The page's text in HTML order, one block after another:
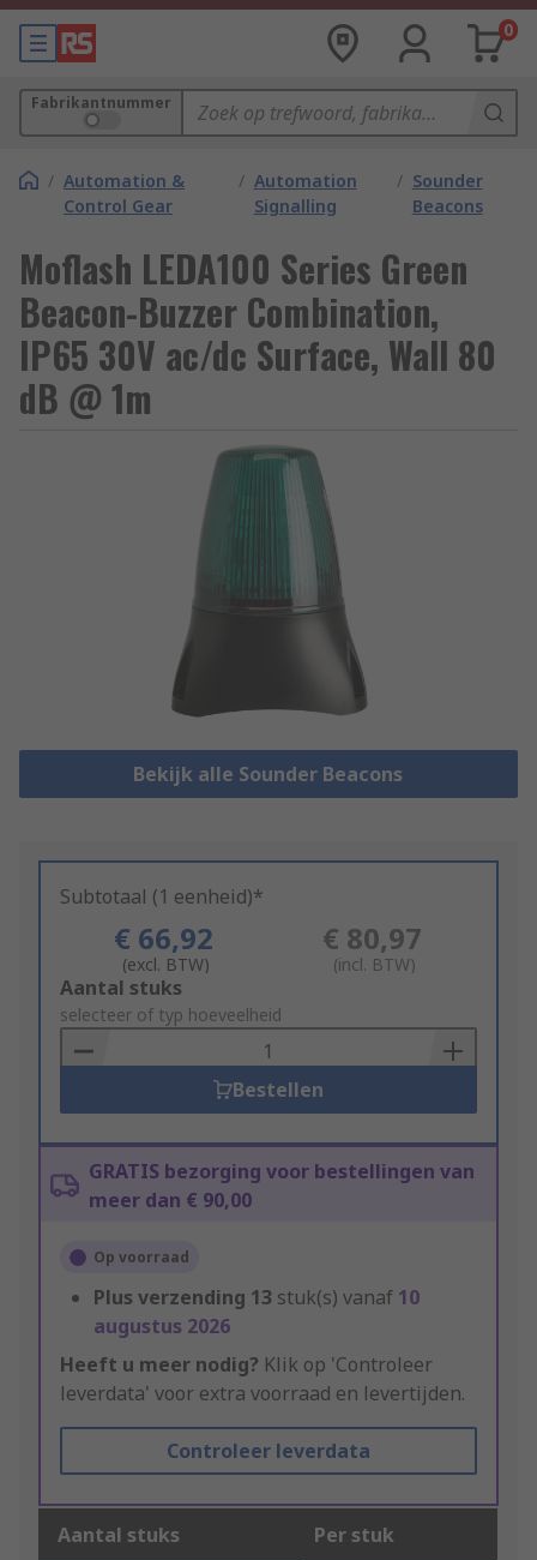
0
Fabrikantnummer
/ Automation &
Control Gear
/ Automation
Signalling
/ Sounder
Beacons
Moflash LEDA100 Series Green
Beacon-Buzzer Combination,
IP65 30V ac/dc Surface, Wall 80
dB @ 1m
Bekijk alle Sounder Beacons
Subtotaal (1 eenheid)*
€ 66,92
(excl. BTW)
€ 80,97
(incl. BTW)
Add
to
Basket
Aantal stuks
selecteer of typ hoeveelheid
Bestellen
GRATIS bezorging voor bestellingen van
meer dan € 90,00
Op voorraad
Plus verzending 13 stuk(s) vanaf 10
augustus 2026
Heeft u meer nodig? Klik op 'Controleer
leverdata' voor extra voorraad en levertijden.
Controleer leverdata
Aantal stuks Per stuk